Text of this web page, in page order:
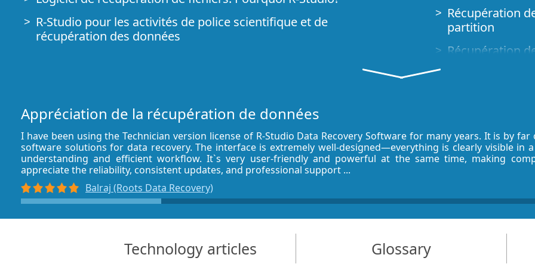
R-Studio pour les activités de police scientifique et de
récupération des données
Comment récupérer les données des appareils NVMe
Prévoir le succès des cas communs de récupération des
données
Récupération des données remplacées
Récupération de fichier d'urgence utilisant R-Studio
Emergency
Présentation de RAID Recovery
Récupération
partition
Récupération
R-Studio
Créer un type
Trouver les
Récupération
Appréciation de la récupération de données
I have been using the Technician version license of R-Studio Data Recovery Software for many years. It is by
software solutions for data recovery. The interface is extremely well-designed—everything is clearly visible in
understanding and efficient workflow. It`s very user-friendly and powerful at the same time, making
appreciate the reliability, consistent updates, and professional support ...
Balraj (Roots Data Recovery)
Technology articles Glossary